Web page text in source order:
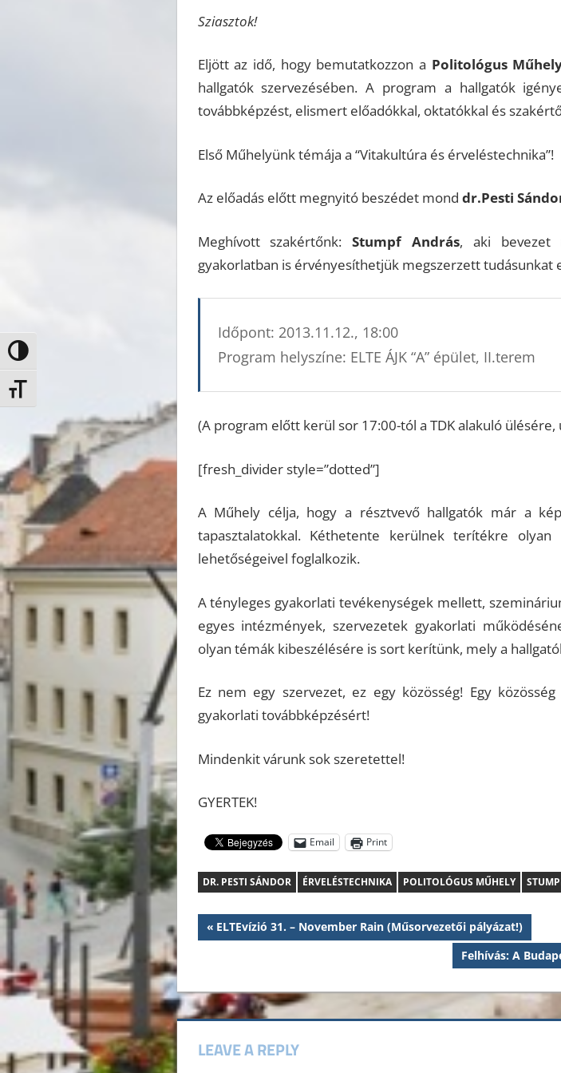
Nagy kontraszt váltása
Betűméret váltása
Sziasztok!
Eljött az idő, hogy bemutatkozzon a Politológus
hallgatók szervezésében. A program a hallgatók
továbbképzést, elismert előadókkal, oktatókkal és
Első Műhelyünk témája a “Vitakultúra és érveléstechnika”!
Az előadás előtt megnyitó beszédet mond dr.Pesti
Meghívott szakértőnk:Stumpf András, aki bevezet
gyakorlatban is érvényesíthetjük megszerzett tudásunkat
Időpont: 2013.11.12., 18:00
Program helyszíne: ELTE ÁJK “A” épület, II.terem
(A program előtt kerül sor 17:00-tól a TDK alakuló
[fresh_divider style=”dotted”]
A Műhely célja, hogy a résztvevő hallgatók már a
tapasztalatokkal. Kéthetente kerülnek terítékre
lehetőségeivel foglalkozik.
A tényleges gyakorlati tevékenységek mellett,
egyes intézmények, szervezetek gyakorlati
olyan témák kibeszélésére is sort kerítünk, mely a
Ez nem egy szervezet, ez egy közösség! Egy
gyakorlati továbbképzésért!
Mindenkit várunk sok szeretettel!
GYERTEK!
Email Print
DR. PESTI SÁNDOR ÉRVELÉSTECHNIKA POLITOLÓGUS MŰHELY
Bejegyzés
Previous
Post:
ELTEvízió 31. – November Rain (Műsorvezetői pályázat!)
Next
Post:
Felhívás: A
LEAVE A REPLY